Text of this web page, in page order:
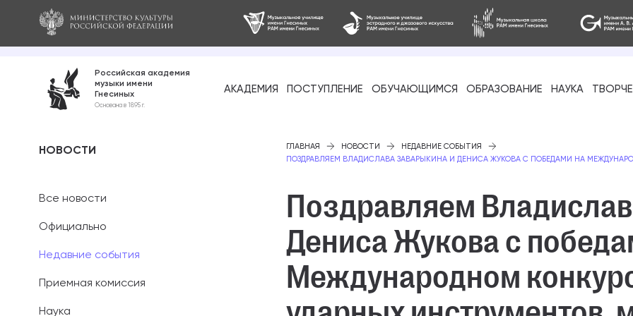
Российская академия
музыки имени
Гнесиных
Основана в 1895 г.
АКАДЕМИЯ ПОСТУПЛЕНИЕ ОБУЧАЮЩИМСЯ ОБРАЗОВАНИЕ НАУКА
Бакалавриат
Магистратура
Ассистентура-стажировка
Аспирантура
Дополнительное образование
НОВОСТИ
Все новости
Официально
Недавние события
Приемная комиссия
Наука
ГЛАВНАЯ НОВОСТИ
НЕДАВНИЕ СОБЫТИЯ
ПОЗДРАВЛЯЕМ ВЛАДИСЛАВА ЗАВАРЫКИНА И ДЕНИСА ЖУКОВА С ПОБЕДАМИ НА
Поздравляем
Дениса Жукова с
Международном